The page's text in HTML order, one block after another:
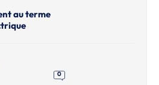
au terme
0